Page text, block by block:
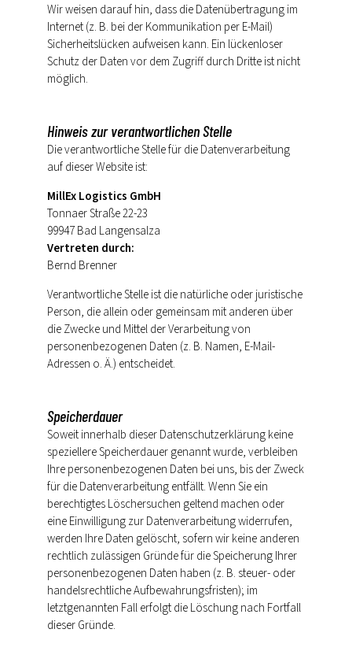
Wir weisen darauf hin, dass die Datenübertragung im
Internet (z. B. bei der Kommunikation per E-Mail)
Sicherheitslücken aufweisen kann. Ein lückenloser
Schutz der Daten vor dem Zugriff durch Dritte ist nicht
möglich.
Hinweis zur verantwortlichen Stelle
Die verantwortliche Stelle für die Datenverarbeitung
auf dieser Website ist:
MillEx Logistics GmbH
Tonnaer Straße 22-23
99947 Bad Langensalza
Vertreten durch:
Bernd Brenner
Verantwortliche Stelle ist die natürliche oder juristische
Person, die allein oder gemeinsam mit anderen über
die Zwecke und Mittel der Verarbeitung von
personenbezogenen Daten (z. B. Namen, E-Mail-
Adressen o. Ä.) entscheidet.
Speicherdauer
Soweit innerhalb dieser Datenschutzerklärung keine
speziellere Speicherdauer genannt wurde, verbleiben
Ihre personenbezogenen Daten bei uns, bis der Zweck
für die Datenverarbeitung entfällt. Wenn Sie ein
berechtigtes Löschersuchen geltend machen oder
eine Einwilligung zur Datenverarbeitung widerrufen,
werden Ihre Daten gelöscht, sofern wir keine anderen
rechtlich zulässigen Gründe für die Speicherung Ihrer
personenbezogenen Daten haben (z. B. steuer- oder
handelsrechtliche Aufbewahrungsfristen); im
letztgenannten Fall erfolgt die Löschung nach Fortfall
dieser Gründe.